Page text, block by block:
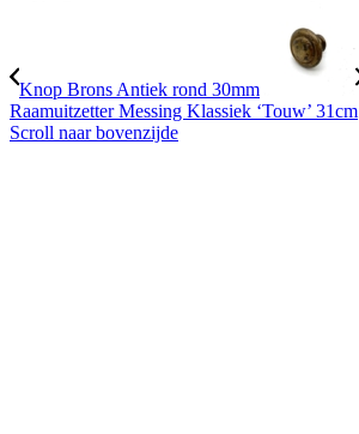
Knop Brons Antiek rond 30mm
Raamuitzetter Messing Klassiek ‘Touw’ 31cm
Scroll naar bovenzijde